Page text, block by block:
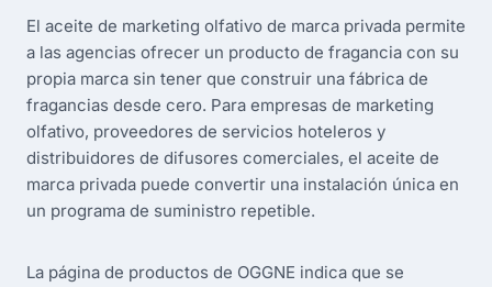
El aceite de marketing olfativo de marca privada permite
a las agencias ofrecer un producto de fragancia con su
propia marca sin tener que construir una fábrica de
fragancias desde cero. Para empresas de marketing
olfativo, proveedores de servicios hoteleros y
distribuidores de difusores comerciales, el aceite de
marca privada puede convertir una instalación única en
un programa de suministro repetible.
La página de productos de OGGNE indica que se